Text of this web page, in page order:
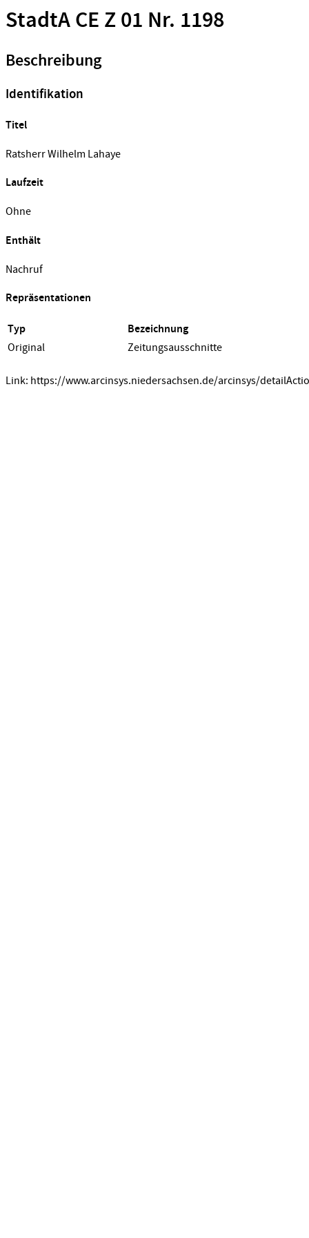
StadtA CE Z 01 Nr. 1198
Beschreibung
Identifikation
Titel
Ratsherr Wilhelm Lahaye
Laufzeit
Ohne
Enthält
Nachruf
Repräsentationen
Typ Bezeichnung
Original Zeitungsausschnitte
Link: https://www.arcinsys.niedersachsen.de/arcinsys/